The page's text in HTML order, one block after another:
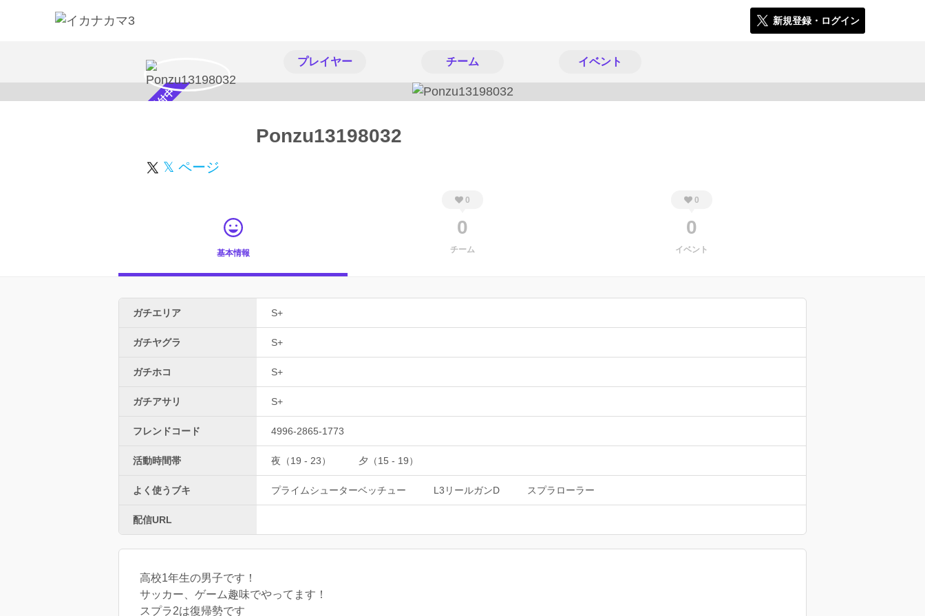
新規登録・ログイン
プレイヤー チーム イベント
スカウト受付中 Ponzu13198032
𝕏 ページ
基本情報
0
0
チーム
0
0
イベント
ガチエリア S+
ガチヤグラ S+
ガチホコ S+
ガチアサリ S+
フレンドコード 4996-2865-1773
活動時間帯 夜（19 - 23） 夕（15 - 19）
よく使うブキ プライムシューターベッチュー L3リールガンD スプラローラー
配信URL
高校1年生の男子です！
サッカー、ゲーム趣味でやってます！
スプラ2は復帰勢です